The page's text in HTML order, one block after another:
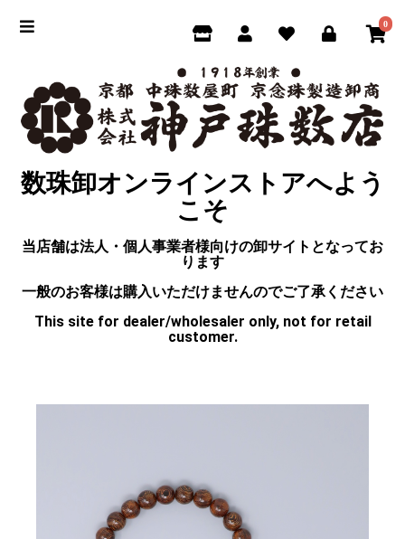
0
数珠卸オンラインストアへよう
こそ
当店舗は法人・個人事業者様向けの卸サイトとなってお
ります
一般のお客様は購入いただけませんのでご了承ください
This site for dealer/wholesaler only, not for retail
customer.